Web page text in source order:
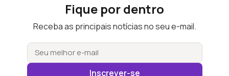
Fique por dentro
Receba as principais notícias no seu e-mail.
Inscrever-se